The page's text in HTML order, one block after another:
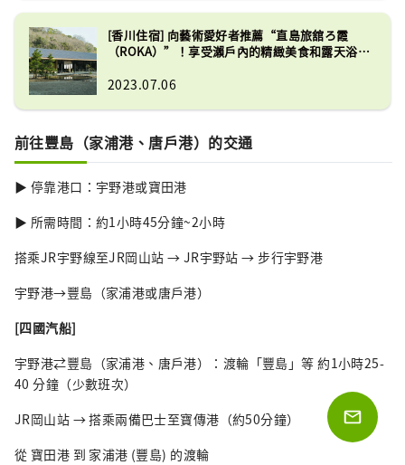
[香川住宿] 向藝術愛好者推薦“直島旅舘ろ霞
（ROKA）”！享受瀨戶內的精緻美食和露天浴
2023.07.06
前往豐島（家浦港、唐戶港）的交通
▶ 停靠港口：宇野港或寶田港
▶ 所需時間：約1小時45分鐘~2小時
搭乘JR宇野線至JR岡山站 → JR宇野站 → 步行宇野港
宇野港→豐島（家浦港或唐戶港）
[四國汽船]
宇野港⇄豐島（家浦港、唐戶港）：渡輪「豐島」等 約1小時25-
40 分鐘（少數班次）
JR岡山站 → 搭乘兩備巴士至寶傳港（約50分鐘）
從 寶田港 到 家浦港 (豐島) 的渡輪